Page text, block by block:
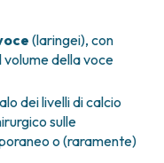
(laringei), con
volume della voce
dei livelli di calcio
sulle
o (raramente)